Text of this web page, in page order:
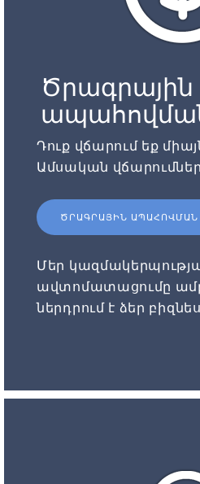
Ծրագրային
Դուք վճարում եք
Ամսական
ԾՐԱԳՐԱՅԻՆ ԱՊԱՀՈՎՄԱՆ
Մեր
ավտոմատացումը
ներդրում է ձեր